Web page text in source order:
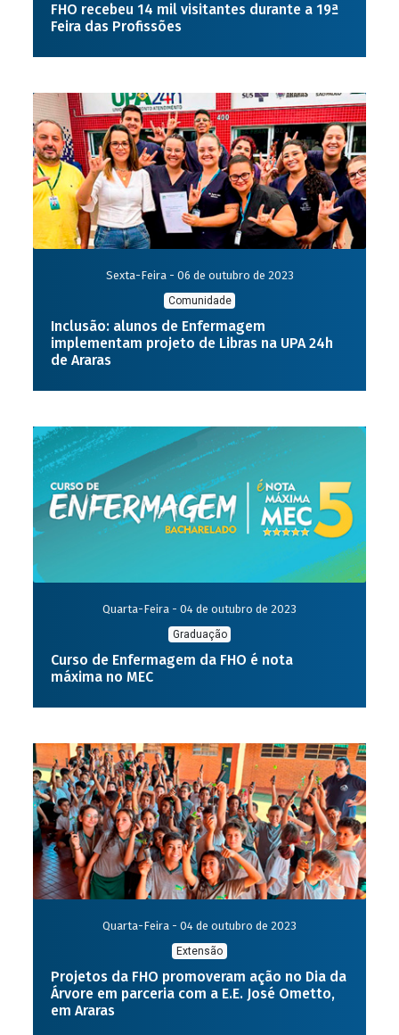
FHO recebeu 14 mil visitantes durante a 19ª
Feira das Profissões
Sexta-Feira - 06 de outubro de 2023
Comunidade
Inclusão: alunos de Enfermagem
implementam projeto de Libras na UPA 24h
de Araras
Quarta-Feira - 04 de outubro de 2023
Graduação
Curso de Enfermagem da FHO é nota
máxima no MEC
Quarta-Feira - 04 de outubro de 2023
Extensão
Projetos da FHO promoveram ação no Dia da
Árvore em parceria com a E.E. José Ometto,
em Araras